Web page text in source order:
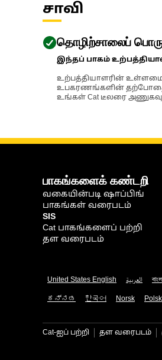
சாவி
தொழிற்சாலைப்
இந்தப் பாகம்
உற்பத்தியாளரின்
உபகரணங்களின் தற்போதைய
உங்கள் Cat டீலரை
பாகங்களைக் கண்டறி
வகையின்படி ஷாப்பிங்
பாகங்கள் வரைபடம்
SIS
Cat பாகங்களைப் பற்றி
தள வரைபடம்
United States English العربية
ಕನ್ನಡ 한국어 Norsk
Cat-ஐப் பற்றி தள வரைபடம்